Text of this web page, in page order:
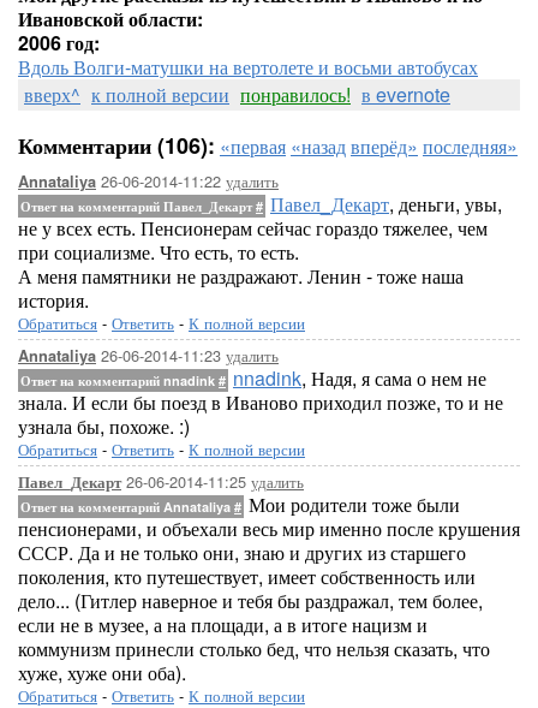
Ивановской области:
2006 год:
Вдоль Волги-матушки на вертолете и восьми автобусах
вверх^ к полной версии понравилось! в evernote
Комментарии (106): «первая «назадвперёд» последняя»
Annataliya 26-06-2014-11:22 удалить
Ответ на комментарий Павел_Декарт# Павел_Декарт, деньги, увы,
не у всех есть. Пенсионерам сейчас гораздо тяжелее, чем
при социализме. Что есть, то есть.
А меня памятники не раздражают. Ленин - тоже наша
история.
Обратиться - Ответить - К полной версии
Annataliya 26-06-2014-11:23 удалить
Ответ на комментарий nnadink # nnadink, Надя, я сама о нем не
знала. И если бы поезд в Иваново приходил позже, то и не
узнала бы, похоже. :)
Обратиться - Ответить - К полной версии
Павел_Декарт26-06-2014-11:25 удалить
Ответ на комментарий Annataliya # Мои родители тоже были
пенсионерами, и объехали весь мир именно после крушения
СССР. Да и не только они, знаю и других из старшего
поколения, кто путешествует, имеет собственность или
дело... (Гитлер наверное и тебя бы раздражал, тем более,
если не в музее, а на площади, а в итоге нацизм и
коммунизм принесли столько бед, что нельзя сказать, что
хуже, хуже они оба).
Обратиться - Ответить - К полной версии